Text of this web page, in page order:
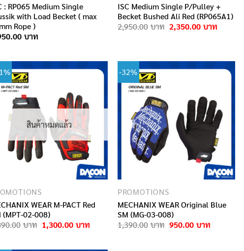
: RP065 Medium Single
with Load Becket ( max
Rope )
ISC Medium Single P/Pulley +
Becket Bushed Ali Red (RP065A1)
2,950.00
Original
price
2,350.00 Current
สินค้าหมดแล้ว
WEAR M-PACT Red
(MPT-02-008)
Original
price
1,890.00฿.
1,300.00 Current
1,300.00฿.
-32%
PROMOTIONS
MECHANIX WEAR Original Blue
SM (MG-03-008)
1,390.00
Original
950.00 Current